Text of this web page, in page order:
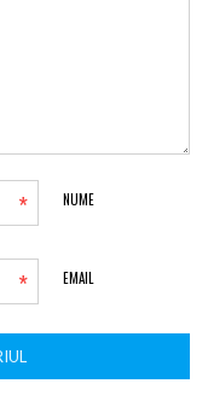
NUME
*
EMAIL
*